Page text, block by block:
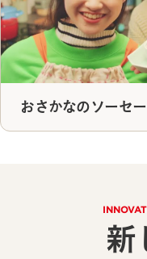
おさかなのソーセ
新